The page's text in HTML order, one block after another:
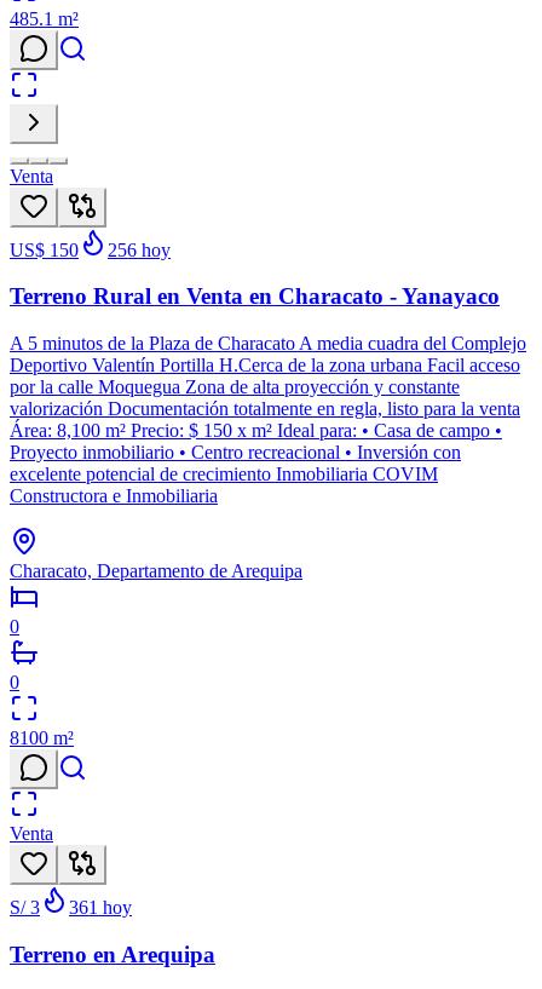
485.1 m²
Venta
US$ 150 256 hoy
Terreno Rural en Venta en Characato - Yanayaco
A 5 minutos de la Plaza de Characato A media cuadra del Complejo
Deportivo Valentín Portilla H.Cerca de la zona urbana Facil acceso
por la calle Moquegua Zona de alta proyección y constante
valorización Documentación totalmente en regla, listo para la venta
Área: 8,100 m² Precio: $ 150 x m² Ideal para: • Casa de campo •
Proyecto inmobiliario • Centro recreacional • Inversión con
excelente potencial de crecimiento Inmobiliaria COVIM
Constructora e Inmobiliaria
Characato, Departamento de Arequipa
0
0
8100 m²
Venta
S/ 3 361 hoy
Terreno en Arequipa